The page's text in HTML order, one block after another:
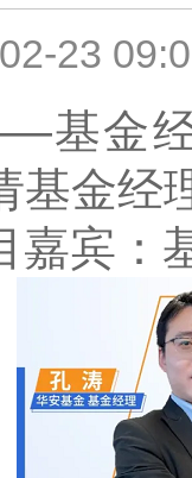
23
基金
基金经
嘉宾：